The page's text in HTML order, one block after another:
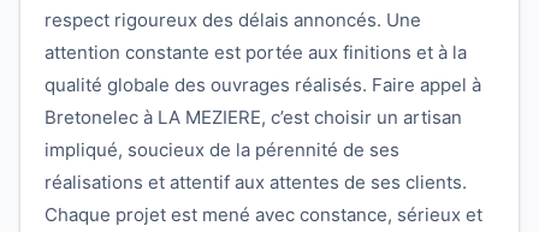
respect rigoureux des délais annoncés. Une
attention constante est portée aux finitions et à la
qualité globale des ouvrages réalisés. Faire appel à
Bretonelec à LA MEZIERE, c’est choisir un artisan
impliqué, soucieux de la pérennité de ses
réalisations et attentif aux attentes de ses clients.
Chaque projet est mené avec constance, sérieux et